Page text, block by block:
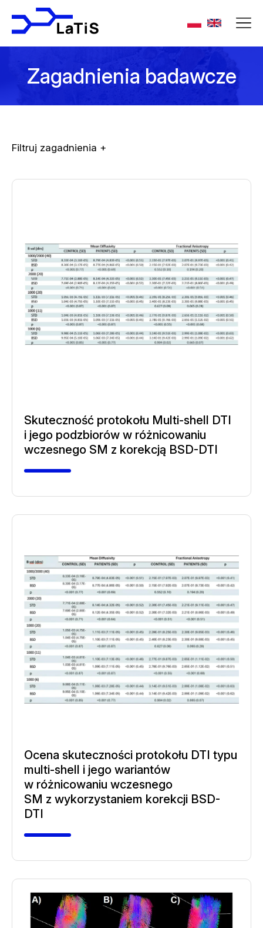
Zagadnienia badawcze
Filtruj zagadnienia +
Skuteczność protokołu Multi-shell DTI
i jego podzbiorów w różnicowaniu
wczesnego SM z korekcją BSD-DTI
Ocena skuteczności protokołu DTI typu
multi-shell i jego wariantów
w różnicowaniu wczesnego
SM z wykorzystaniem korekcji BSD-
DTI